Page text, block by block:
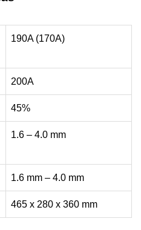
190A (170A)
200A
45%
1.6 – 4.0 mm
1.6 mm – 4.0 mm
465 x 280 x 360 mm